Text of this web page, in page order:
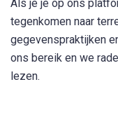
Als je je op ons
tegenkomen naar
gegevenspraktijken
ons bereik en we
lezen.